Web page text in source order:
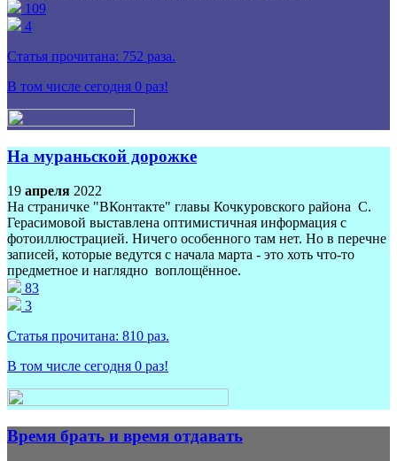
109
4
Статья прочитана: 752 раза.
В том числе сегодня 0 раз!
На мураньской дорожке
19 апреля 2022
На страничке "ВКонтакте" главы Кочкуровского района С.
Герасимовой выставлена оптимистичная информация с
фотоиллюстрацией. Ничего особенного там нет. Но в перечне
записей, которые ведутся с начала марта - это хоть что-то
предметное и наглядно воплощённое.
83
3
Статья прочитана: 810 раз.
В том числе сегодня 0 раз!
Время брать и время отдавать